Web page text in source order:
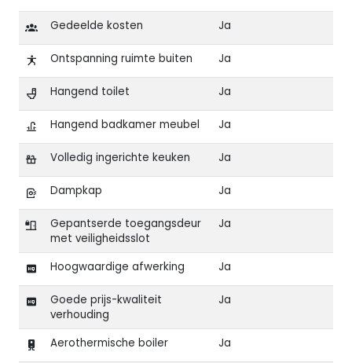
Gedeelde kosten Ja
Ontspanning ruimte buiten Ja
Hangend toilet Ja
Hangend badkamer meubel Ja
Volledig ingerichte keuken Ja
Dampkap Ja
Gepantserde toegangsdeur
met veiligheidsslot
Ja
Hoogwaardige afwerking Ja
Goede prijs-kwaliteit
verhouding
Ja
Aerothermische boiler Ja